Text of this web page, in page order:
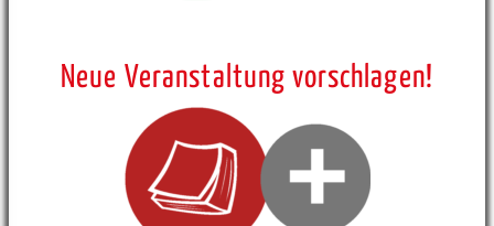
Neue Veranstaltung vorschlagen!